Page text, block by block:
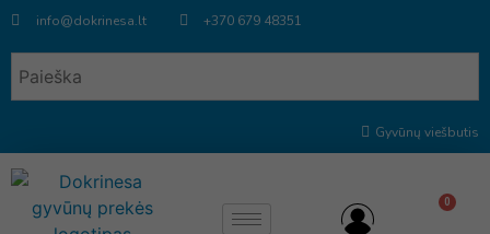
info@dokrinesa.lt +370 679 48351
Gyvūnų viešbutis
0